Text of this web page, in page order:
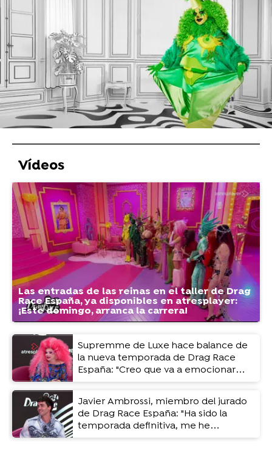
que es “el turno de una rara”. Conócela en el
Meet The Queens
, ya disponible en
atresplayer.
Atresplayer Premium » Drag Race
Porca Theclubkid Drag Race España
Vídeos
Las entradas de las reinas en el taller de Drag
Race España, ya disponibles en atresplayer:
¡Este domingo, arranca la carrera!
Supremme de Luxe hace balance de
la nueva temporada de Drag Race
España: "Creo que va a emocionar
mucho"
Javier Ambrossi, miembro del jurado
de Drag Race España: "Ha sido la
temporada definitiva, me he
enamorado para siempre de este